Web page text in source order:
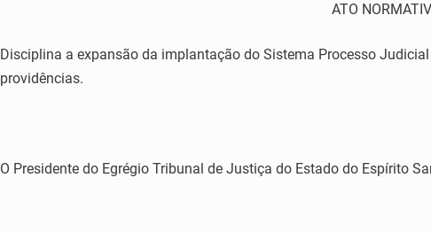
ATO
Disciplina a expansão da implantação do Sistema Processo
providências.
O Presidente do Egrégio Tribunal de Justiça do Estado do Espírito